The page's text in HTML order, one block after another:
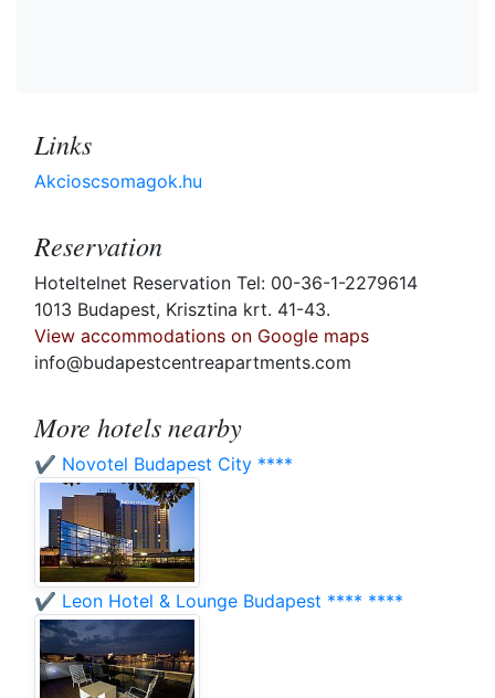
Links
Akcioscsomagok.hu
Reservation
Hoteltelnet Reservation Tel: 00-36-1-2279614
1013 Budapest, Krisztina krt. 41-43.
View accommodations on Google maps
info@budapestcentreapartments.com
More hotels nearby
✔️ Novotel Budapest City ****
✔️ Leon Hotel & Lounge Budapest **** ****